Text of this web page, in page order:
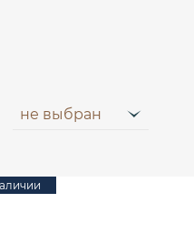
не выбран